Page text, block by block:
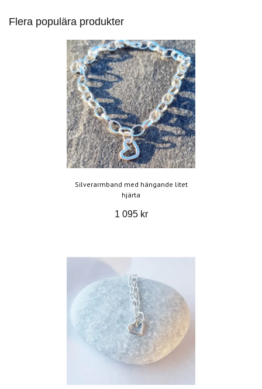
Flera populära produkter
Silverarmband med hängande litet
hjärta
1 095 kr